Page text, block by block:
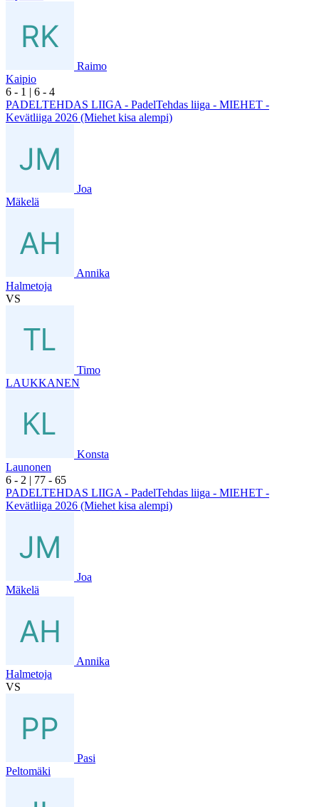
Raimo
Kaipio
6 - 1 | 6 - 4
PADELTEHDAS LIIGA - PadelTehdas liiga - MIEHET -
Kevätliiga 2026 (Miehet kisa alempi)
Joa
Mäkelä
Annika
Halmetoja
VS
Timo
LAUKKANEN
Konsta
Launonen
6 - 2 | 77 - 65
PADELTEHDAS LIIGA - PadelTehdas liiga - MIEHET -
Kevätliiga 2026 (Miehet kisa alempi)
Joa
Mäkelä
Annika
Halmetoja
VS
Pasi
Peltomäki